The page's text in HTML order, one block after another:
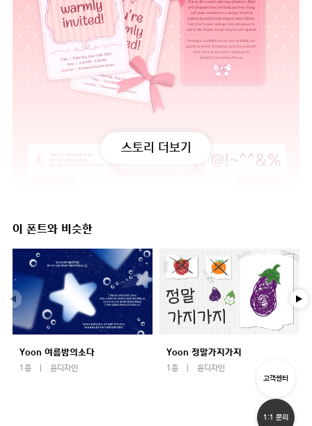
스토리 더보기
이 폰트와 비슷한
Yoon 여름밤의소다
1종 윤디자인
Yoon 정말가지가지
1종 윤디자인
고객센터
1:1 문의